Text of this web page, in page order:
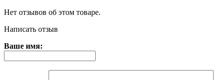
Нет отзывов об этом товаре.
Написать отзыв
Ваше имя: